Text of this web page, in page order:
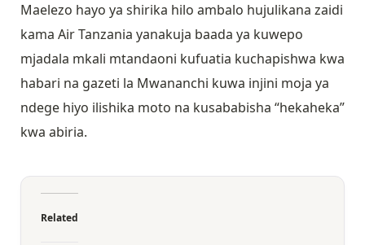
Maelezo hayo ya shirika hilo ambalo hujulikana zaidi
kama Air Tanzania yanakuja baada ya kuwepo
mjadala mkali mtandaoni kufuatia kuchapishwa kwa
habari na gazeti la Mwananchi kuwa injini moja ya
ndege hiyo ilishika moto na kusababisha “hekaheka”
kwa abiria.
Related